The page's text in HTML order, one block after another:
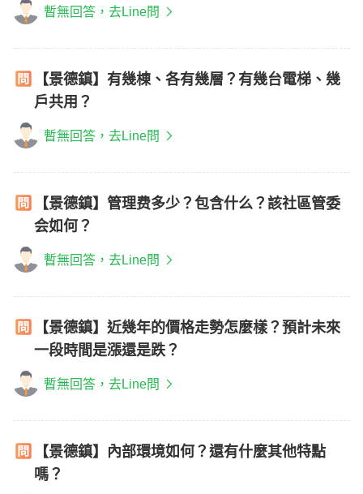
暫無回答，去Line問
【景德鎮】有幾棟、各有幾層？有幾台電梯、幾
戶共用？
暫無回答，去Line問
【景德鎮】管理费多少？包含什么？該社區管委
会如何？
暫無回答，去Line問
【景德鎮】近幾年的價格走勢怎麼樣？預計未來
一段時間是漲還是跌？
暫無回答，去Line問
【景德鎮】內部環境如何？還有什麼其他特點
嗎？